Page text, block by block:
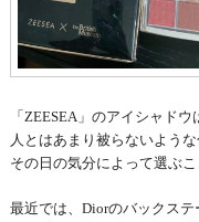
「ZEESEA」のアイシャド
人とはあまり被らないよう
その日の気分によって選ぶこ
最近では、Diorのバックステ